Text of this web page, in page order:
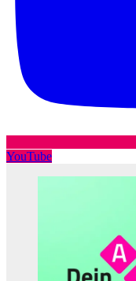
YouTube